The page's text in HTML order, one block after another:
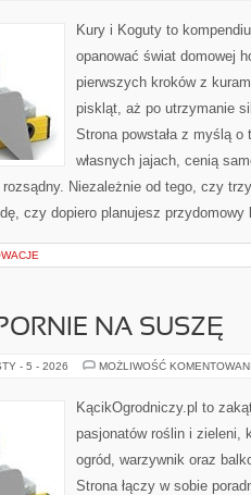
Kury i Koguty to
opanować świat domowej
pierwszych kroków z
piskląt, aż po utrzymanie
Strona powstała z myślą
własnych jajach, cenią
Niezależnie od tego, czy
czy dopiero planujesz
NA SUSZĘ
- 5 - 2026 MOŻLIWOŚĆ
KącikOgrodniczy.pl to
pasjonatów roślin i zieleni,
ogród, warzywnik oraz
Strona łączy w sobie